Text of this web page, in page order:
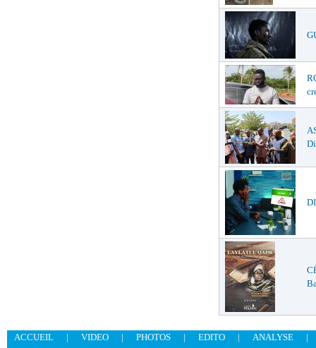
ACCUEIL | VIDEO | PHOTOS | EDITO | ANALYSE |